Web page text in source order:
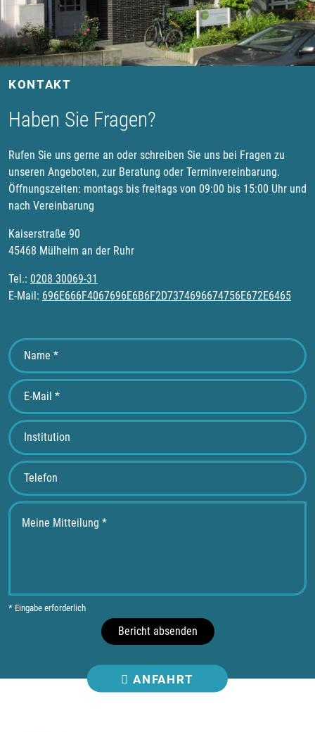
KONTAKT
Haben Sie Fragen?
Rufen Sie uns gerne an oder schreiben Sie uns bei Fragen zu
unseren Angeboten, zur Beratung oder Terminvereinbarung.
Öffnungszeiten: montags bis freitags von 09:00 bis 15:00 Uhr und
nach Vereinbarung
Kaiserstraße 90
45468 Mülheim an der Ruhr
Tel.: 0208 30069-31
E-Mail: 696E666F4067696E6B6F2D7374696674756E672E6465
* Eingabe erforderlich
Bericht absenden
ANFAHRT